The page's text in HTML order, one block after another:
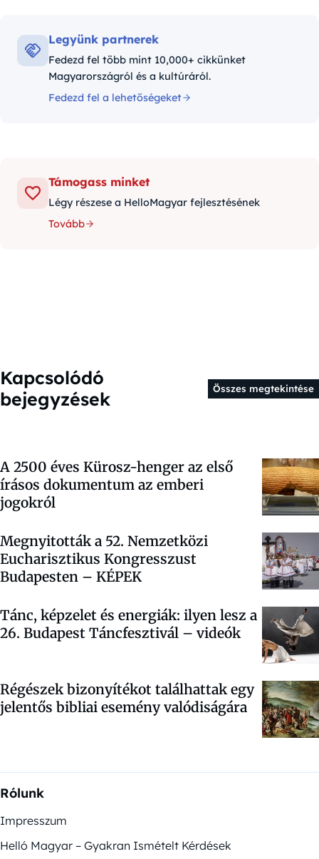
Legyünk partnerek
Fedezd fel több mint 10,000+ cikkünket
Magyarországról és a kultúráról.
Fedezd fel a lehetőségeket
Támogass minket
Légy részese a HelloMagyar fejlesztésének
Tovább
Kapcsolódó
bejegyzések
Összes megtekintése
A 2500 éves Kürosz-henger az első
írásos dokumentum az emberi
jogokról
Megnyitották a 52. Nemzetközi
Eucharisztikus Kongresszust
Budapesten – KÉPEK
Tánc, képzelet és energiák: ilyen lesz a
26. Budapest Táncfesztivál – videók
Régészek bizonyítékot találhattak egy
jelentős bibliai esemény valódiságára
Rólunk
Impresszum
Helló Magyar – Gyakran Ismételt Kérdések